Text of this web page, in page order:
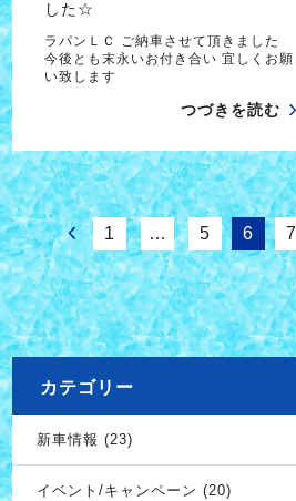
した☆
ラパンＬＣ ご納車させて頂きました
今後とも末永いお付き合い 宜しくお願
い致します
つづきを読む
1 … 5 6 7
カテゴリー
新車情報 (23)
イベント/キャンペーン (20)